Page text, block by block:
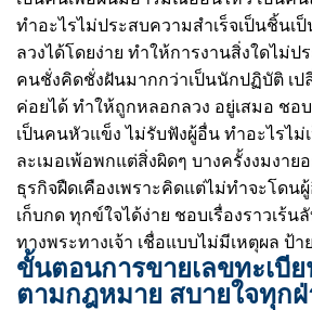
ทำอะไรไม่ประสบความสำเร็จเป็นชิ้นเ
ลวงได้โดยง่าย ทำให้การงานสิ่งใดไม่ป
คนชั่งคิดชั่งฝันมากกว่าเป็นนักปฏิบัติ เป
ค่อยได้ ทำให้ถูกหลอกลวง อยู่เสมอ ชอ
เป็นคนหัวแข็ง ไม่รับฟังผู้อื่น ทำอะไรไม่
ละเมอเพ้อพกแต่สิ่งผิดๆ บางครั้งงมงาย
ธุรกิจฝืดเคืองเพราะคิดแต่ไม่ทำจะโดน
เก็บกด ทุกข์ใจได้ง่าย ชอบเรื่องราวเร้น
ทางพระทางเจ้า เชื่อแบบไม่มีเหตุผล ป้า
ขั้นตอนการขายเลขทะเบี
ตามกฎหมาย สบายใจทุกฝ่